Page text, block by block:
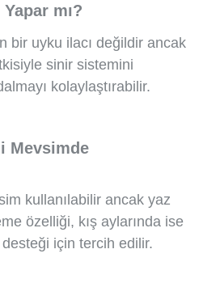
mı?
bir uyku ilacı değildir ancak
sinir sistemini
kolaylaştırabilir.
Mevsimde
kullanılabilir ancak yaz
özelliği, kış aylarında ise
için tercih edilir.